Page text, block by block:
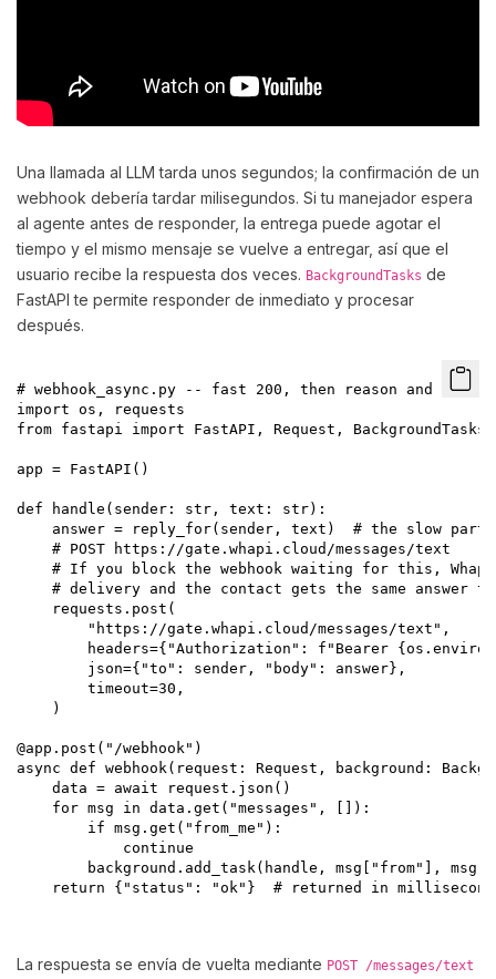
Una llamada al LLM tarda unos segundos; la confirmación de un
webhook debería tardar milisegundos. Si tu manejador espera
al agente antes de responder, la entrega puede agotar el
tiempo y el mismo mensaje se vuelve a entregar, así que el
usuario recibe la respuesta dos veces. BackgroundTasks de
FastAPI te permite responder de inmediato y procesar
después.
# webhook_async.py -- fast 200, then reason and reply
import os, requests
from fastapi import FastAPI, Request, BackgroundTasks
app = FastAPI()
def handle(sender: str, text: str):
answer = reply_for(sender, text)  # the slow
    # POST https://gate.whapi.cloud/messages/text
# If you block the webhook waiting for this,
# delivery and the contact gets the same answer
    requests.post(
        "https://gate.whapi.cloud/messages/text",
headers={"Authorization": f"Bearer
        json={"to": sender, "body": answer},
        timeout=30,
    )
@app.post("/webhook")
async def webhook(request: Request, background:
    data = await request.json()
    for msg in data.get("messages", []):
        if msg.get("from_me"):
            continue
background.add_task(handle, msg["from"],
return {"status": "ok"}  # returned in
La respuesta se envía de vuelta mediante POST /messages/text